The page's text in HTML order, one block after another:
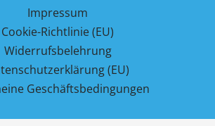
Impressum
Cookie-Richtlinie (EU)
Widerrufsbelehrung
(EU)
Geschäftsbedingungen